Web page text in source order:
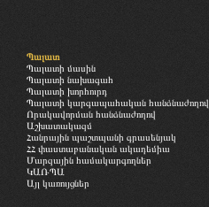
Պալատ
Պալատի մասին
Պալատի նախագահ
Պալատի խորհուրդ
Պալատի կարգապահական հանձնաժողով
Որակավորման հանձնաժողով
Աշխատակազմ
Հանրային պաշտպանի գրասենյակ
ՀՀ փաստաբանական ակադեմիա
Մարզային համակարգողներ
ԿԱՌՊԱ
Այլ կառույցներ